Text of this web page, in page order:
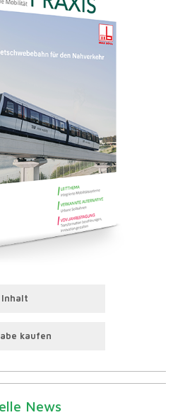
Inhalt
kaufen
News